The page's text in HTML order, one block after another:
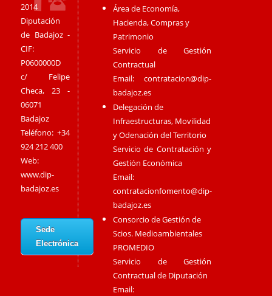
2014
Diputación
de Badajoz -
CIF:
P0600000D
c/ Felipe
Checa, 23 -
06071
Badajoz
Teléfono: +34
924 212 400
Web:
www.dip-
badajoz.es
Sede
Electrónica
Área de Economía,
Hacienda, Compras y
Patrimonio
Servicio de Gestión
Contractual
Email:contratacion@dip-
badajoz.es
Delegación de
Infraestructuras, Movilidad
y Odenación del Territorio
Servicio de Contratación y
Gestión Económica
Email:
contratacionfomento@dip-
badajoz.es
Consorcio de Gestión de
Scios. Medioambientales
PROMEDIO
Servicio de Gestión
Contractual de Diputación
Email: